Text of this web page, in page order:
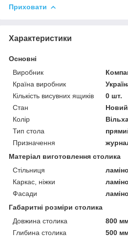
Приховати
Характеристики
Основні
Виробник
Країна виробник
Кількість висувних ящиків
0 шт.
Стан
Новий
Колір
Тип стола
Призначення
Матеріал виготовлення столика
Стільниця
Каркас, ніжки
Фасади
Габаритні розміри столика
Довжина столика
800
Глибина столика
500